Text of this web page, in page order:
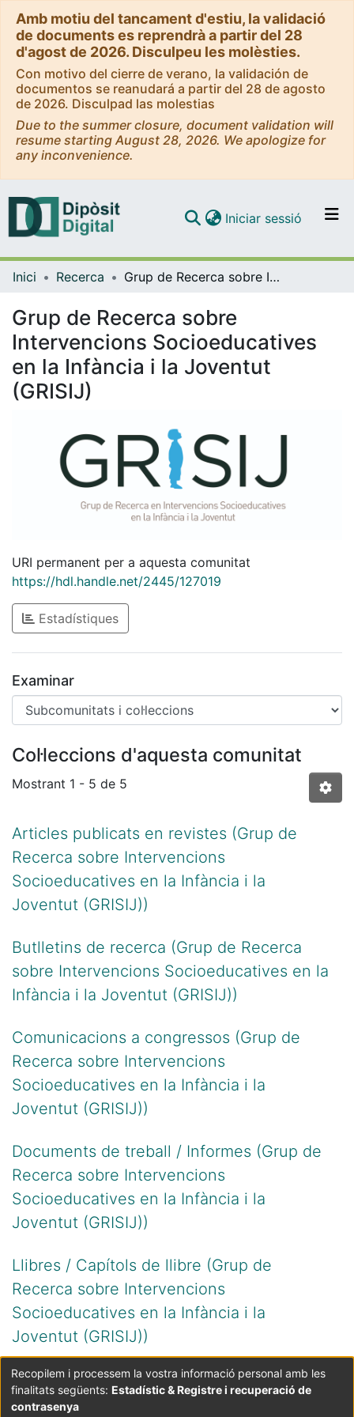
Amb motiu del tancament d'estiu, la validació
de documents es reprendrà a partir del 28
d'agost de 2026. Disculpeu les molèsties.
Con motivo del cierre de verano, la validación de
documentos se reanudará a partir del 28 de agosto
de 2026. Disculpad las molestias
Due to the summer closure, document validation will
resume starting August 28, 2026. We apologize for
any inconvenience.
Navega per tot el DD
Com publicar
Contacte
Iniciar sessió (current)
Inici Recerca Grup de Recerca sobre Intervencions Socioeducatives en la Infància i la Joventut (GRISIJ)
Grup de Recerca sobre
Intervencions Socioeducatives
en la Infància i la Joventut
(GRISIJ)
URI permanent per a aquesta comunitat
https://hdl.handle.net/2445/127019
Estadístiques
Examinar
Col·leccions d'aquesta comunitat
Mostrant 1 - 5 de 5
Articles publicats en revistes (Grup de
Recerca sobre Intervencions
Socioeducatives en la Infància i la
Joventut (GRISIJ))
Butlletins de recerca (Grup de Recerca
sobre Intervencions Socioeducatives en la
Infància i la Joventut (GRISIJ))
Comunicacions a congressos (Grup de
Recerca sobre Intervencions
Socioeducatives en la Infància i la
Joventut (GRISIJ))
Documents de treball / Informes (Grup de
Recerca sobre Intervencions
Socioeducatives en la Infància i la
Joventut (GRISIJ))
Llibres / Capítols de llibre (Grup de
Recerca sobre Intervencions
Socioeducatives en la Infància i la
Joventut (GRISIJ))
Coordinació:CRAI UB Avís legal
Metadades
subjectes a:
Recopilem i processem la vostra informació personal amb les
finalitats següents: Estadístic & Registre i recuperació de
contrasenya